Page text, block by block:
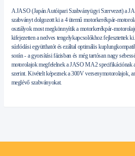
A JASO (Japán Autóipari Szabványügyi Szervezet) a
szabványt dolgozott ki a 4 ütemű motorkerékpár-
osztályok most megkönnyítik a motorkerékpár-
kifejezetten a nedves tengelykapcsolókhoz fejlesztettek
súrlódási együtthatót és ezáltal optimális
során - a gyorsítási fázisban és még tartósan nagy
motorolajok megfelelnek a JASO MA2 specifikációnak
szerint. Kivételt képeznek a 300V versenymotorolajok,
meglévő szabványokat.